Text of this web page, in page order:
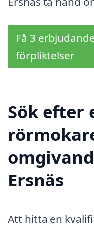
Få 3
förpliktelser
Sök efter
Ersnäs
Att hitta en